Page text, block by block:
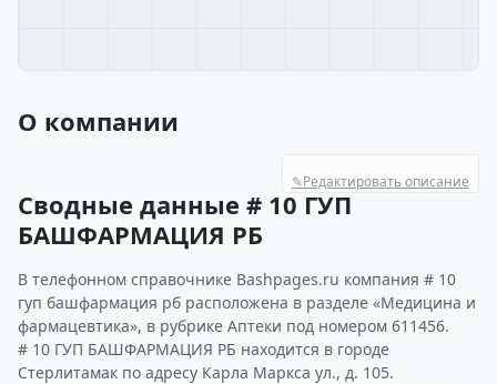
О компании
✎Редактировать описание
Сводные данные # 10 ГУП
БАШФАРМАЦИЯ РБ
В телефонном справочнике Bashpages.ru компания # 10
гуп башфармация рб расположена в разделе «Медицина и
фармацевтика», в рубрике Аптеки под номером 611456.
# 10 ГУП БАШФАРМАЦИЯ РБ находится в городе
Стерлитамак по адресу Карла Маркса ул., д. 105.